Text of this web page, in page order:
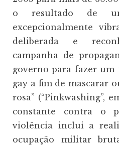
o resultado de
excepcionalmente
deliberada e
campanha de
governo para fazer
gay a fim de mascarar
rosa” (“Pinkwashing”,
constante contra o
violência inclui a
ocupação militar